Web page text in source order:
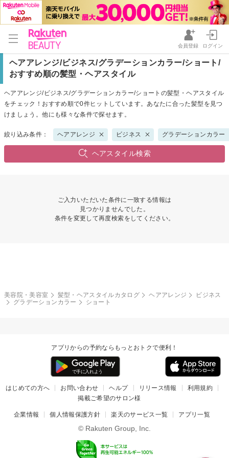
会員登録 ログイン
ヘアアレンジ/ビジネス/グラデーションカラー/ショート/
おすすめ順の髪型・ヘアスタイル
ヘアアレンジ/ビジネス/グラデーションカラー/ショートの髪型・ヘアスタイル
をチェック！おすすめ順で0件ヒットしています。あなたに合った髪型を見つ
けましょう。他にも様々な条件で探せます。
絞り込み条件： ヘアアレンジ ビジネス グラデーションカラー
ヘアスタイル検索
ご入力いただいた条件に一致する情報は
見つかりませんでした。
条件を変更して再度検索をしてください。
美容院・美容室 髪型・ヘアスタイルカタログ ヘアアレンジ
ビジネス
グラデーションカラー
ショート
アプリからの予約ならもっとおトクで便利！
はじめての方へ お問い合わせ ヘルプ リリース情報
利用規約
掲載ご希望のサロン様
企業情報 個人情報保護方針 楽天のサービス一覧 アプリ一覧
© Rakuten Group, Inc.